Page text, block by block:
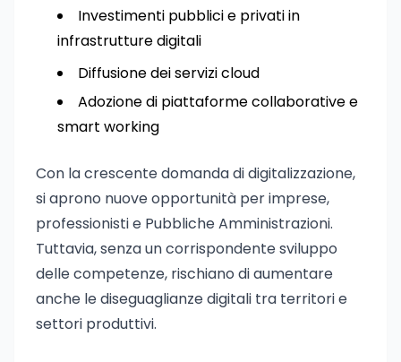
Investimenti pubblici e privati in
infrastrutture digitali
Diffusione dei servizi cloud
Adozione di piattaforme collaborative e
smart working
Con la crescente domanda di digitalizzazione,
si aprono nuove opportunità per imprese,
professionisti e Pubbliche Amministrazioni.
Tuttavia, senza un corrispondente sviluppo
delle competenze, rischiano di aumentare
anche le diseguaglianze digitali tra territori e
settori produttivi.